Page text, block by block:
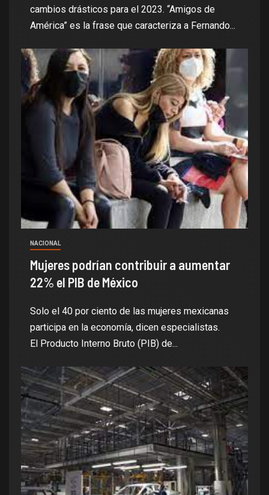
cambios drásticos para el 2023. “Amigos de
América” es la frase que caracteriza a Fernando...
NACIONAL
Mujeres podrían contribuir a aumentar
22% el PIB de México
Solo el 40 por ciento de las mujeres mexicanas
participa en la economía, dicen especialistas.
El Producto Interno Bruto (PIB) de...